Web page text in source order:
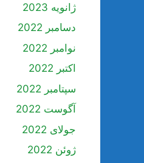
ژانویه 2023
دسامبر 2022
نوامبر 2022
اکتبر 2022
سپتامبر 2022
آگوست 2022
جولای 2022
ژوئن 2022